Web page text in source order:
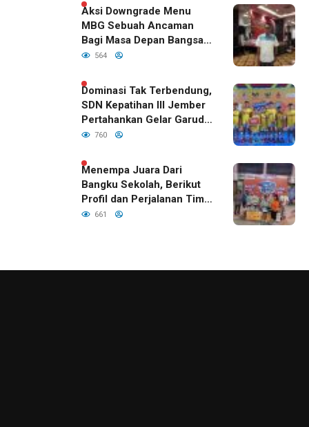
Aksi Downgrade Menu
MBG Sebuah Ancaman
Bagi Masa Depan Bangsa
Indonesia
564
Dominasi Tak Terbendung,
SDN Kepatihan III Jember
Pertahankan Gelar Garuda
Cup 2026
760
Menempa Juara Dari
Bangku Sekolah, Berikut
Profil dan Perjalanan Tim
Basket SDN Kepatihan III
661